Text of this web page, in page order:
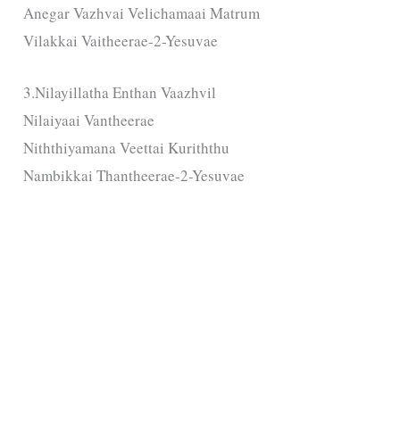
Anegar Vazhvai Velichamaai Matrum
Vilakkai Vaitheerae-2-Yesuvae
3.Nilayillatha Enthan Vaazhvil
Nilaiyaai Vantheerae
Niththiyamana Veettai Kuriththu
Nambikkai Thantheerae-2-Yesuvae